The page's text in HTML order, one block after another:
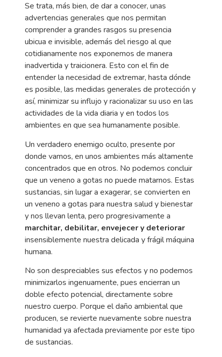
Se trata, más bien, de dar a conocer, unas
advertencias generales que nos permitan
comprender a grandes rasgos su presencia
ubicua e invisible, además del riesgo al que
cotidianamente nos exponemos de manera
inadvertida y traicionera. Esto con el fin de
entender la necesidad de extremar, hasta dónde
es posible, las medidas generales de protección y
así, minimizar su influjo y racionalizar su uso en las
actividades de la vida diaria y en todos los
ambientes en que sea humanamente posible.
Un verdadero enemigo oculto, presente por
donde vamos, en unos ambientes más altamente
concentrados que en otros. No podemos concluir
que un veneno a gotas no puede matarnos. Estas
sustancias, sin lugar a exagerar, se convierten en
un veneno a gotas para nuestra salud y bienestar
y nos llevan lenta, pero progresivamente a
marchitar, debilitar, envejecer y deteriorar
insensiblemente nuestra delicada y frágil máquina
humana.
No son despreciables sus efectos y no podemos
minimizarlos ingenuamente, pues encierran un
doble efecto potencial, directamente sobre
nuestro cuerpo. Porque el daño ambiental que
producen, se revierte nuevamente sobre nuestra
humanidad ya afectada previamente por este tipo
de sustancias.